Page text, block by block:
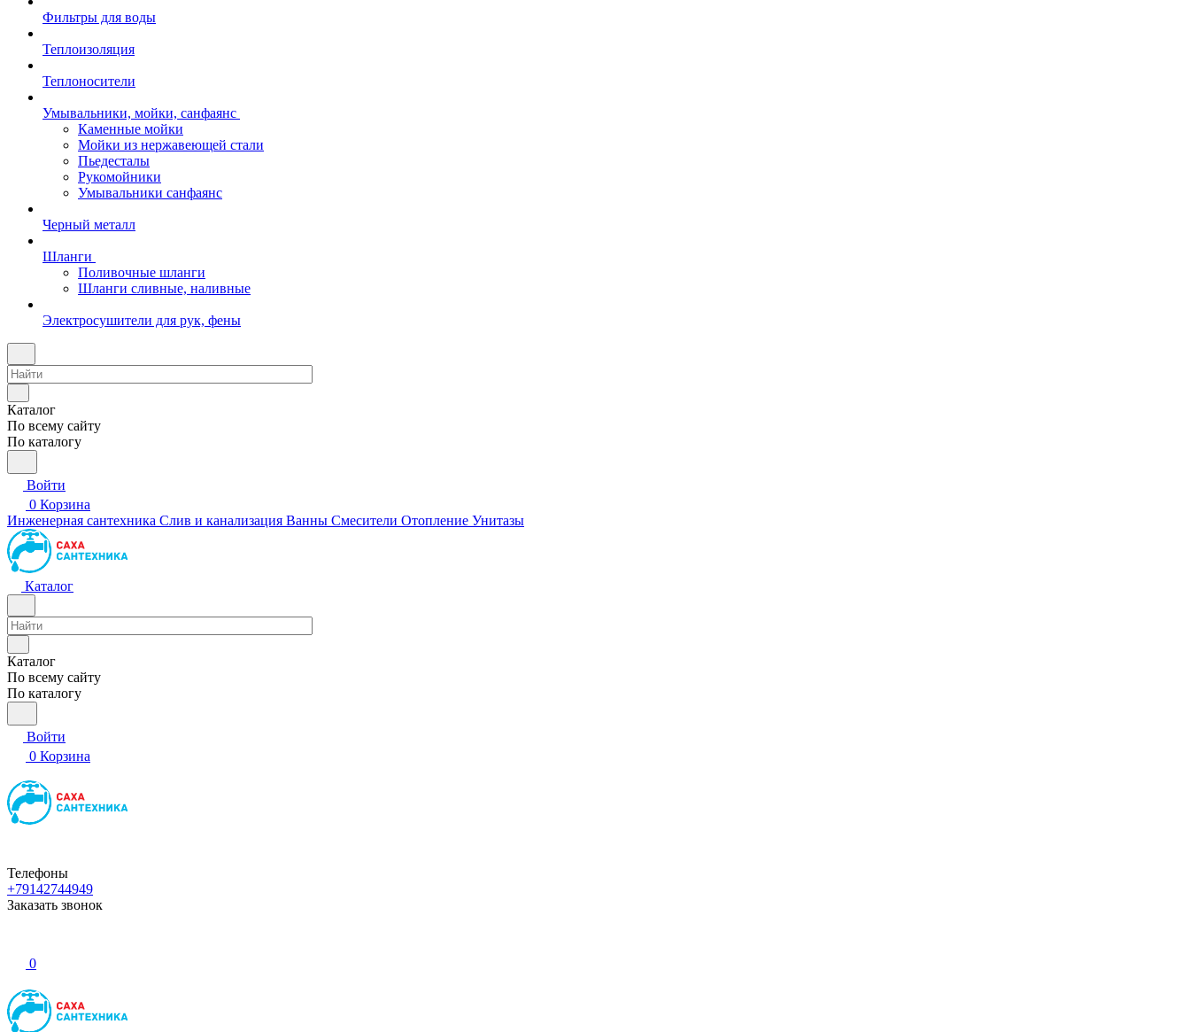
Фильтры для воды
Теплоизоляция
Теплоносители
Умывальники, мойки, санфаянс
Каменные мойки
Мойки из нержавеющей стали
Пьедесталы
Рукомойники
Умывальники санфаянс
Черный металл
Шланги
Поливочные шланги
Шланги сливные, наливные
Электросушители для рук, фены
Каталог
По всему сайту
По каталогу
Войти
0 Корзина
Инженерная сантехника Слив и канализация Ванны Смесители Отопление Унитазы
Каталог
Каталог
По всему сайту
По каталогу
Войти
0 Корзина
Телефоны
+79142744949
Заказать звонок
0